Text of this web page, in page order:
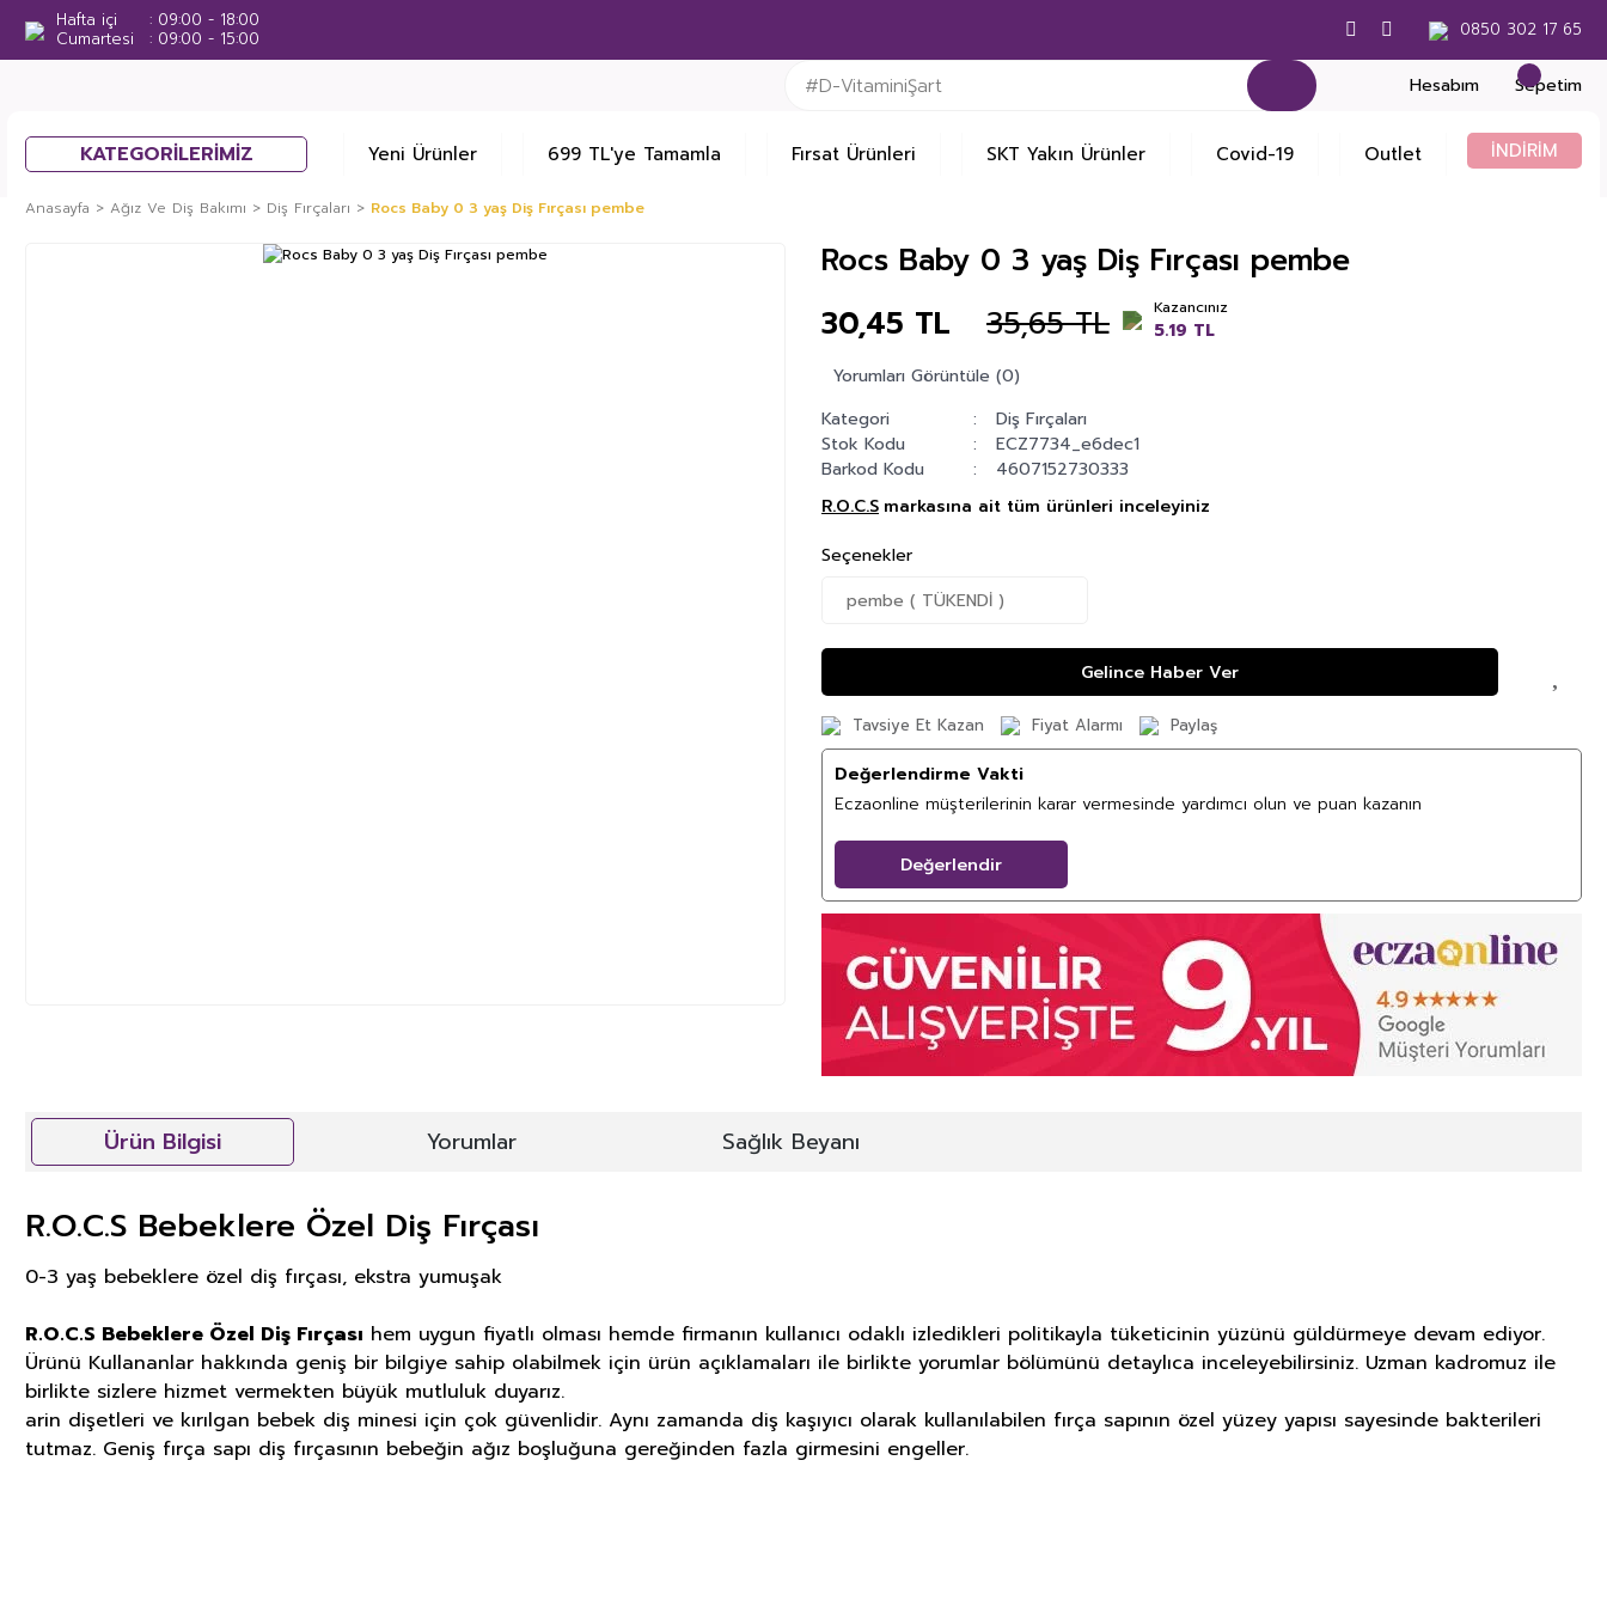
Hafta içi
09:00 - 18:00
Cumartesi
09:00 - 15:00 0850 302 17 65
Hesabım Sepetim
KATEGORİLERİMİZ Yeni Ürünler 699 TL'ye Tamamla Fırsat Ürünleri SKT Yakın Ürünler Covid-19 Outlet İNDİRİM
Anasayfa Ağız Ve Diş Bakımı Diş Fırçaları Rocs Baby 0 3 yaş Diş Fırçası pembe
Rocs Baby 0 3 yaş Diş Fırçası pembe
30,45 TL
35,65 TL Kazancınız
5.19 TL
Yorumları Görüntüle (0)
Kategori
Diş Fırçaları
Stok Kodu
ECZ7734_e6dec1
Barkod Kodu
4607152730333
R.O.C.S markasına ait tüm ürünleri inceleyiniz
Seçenekler
Gelince Haber Ver
Tavsiye Et Kazan Fiyat Alarmı Paylaş
Değerlendirme Vakti
Eczaonline müşterilerinin karar vermesinde yardımcı olun ve puan kazanın
Değerlendir
Ürün Bilgisi Yorumlar Sağlık Beyanı
R.O.C.S Bebeklere Özel Diş Fırçası
0-3 yaş bebeklere özel diş fırçası, ekstra yumuşak
R.O.C.S Bebeklere Özel Diş Fırçası hem uygun fiyatlı olması hemde firmanın kullanıcı odaklı izledikleri politikayla tüketicinin yüzünü güldürmeye devam ediyor.
Ürünü Kullananlar hakkında geniş bir bilgiye sahip olabilmek için ürün açıklamaları ile birlikte yorumlar bölümünü detaylıca inceleyebilirsiniz. Uzman kadromuz ile
birlikte sizlere hizmet vermekten büyük mutluluk duyarız.
arin dişetleri ve kırılgan bebek diş minesi için çok güvenlidir. Aynı zamanda diş kaşıyıcı olarak kullanılabilen fırça sapının özel yüzey yapısı sayesinde bakterileri
tutmaz. Geniş fırça sapı diş fırçasının bebeğin ağız boşluğuna gereğinden fazla girmesini engeller.